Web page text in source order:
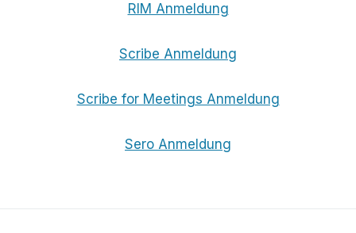
RIM Anmeldung
Scribe Anmeldung
Scribe for Meetings Anmeldung
Sero Anmeldung